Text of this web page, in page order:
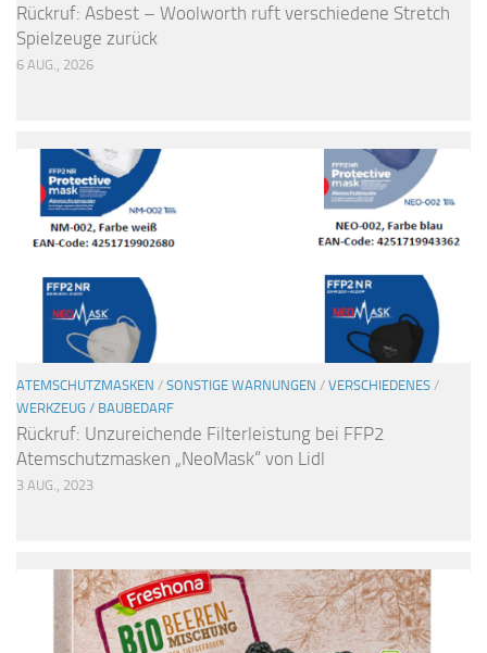
Rückruf: Asbest – Woolworth ruft verschiedene Stretch
Spielzeuge zurück
6 AUG., 2026
ATEMSCHUTZMASKEN / SONSTIGE WARNUNGEN / VERSCHIEDENES /
WERKZEUG / BAUBEDARF
Rückruf: Unzureichende Filterleistung bei FFP2
Atemschutzmasken „NeoMask“ von Lidl
3 AUG., 2023